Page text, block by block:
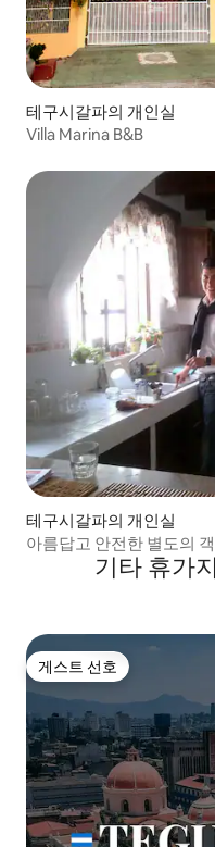
테구시갈파의 개인실
Villa Marina B&B
테구시갈파의 개인실
아름답고 안전한 별도의
기타 휴가
게스트 선호
게스트 선호